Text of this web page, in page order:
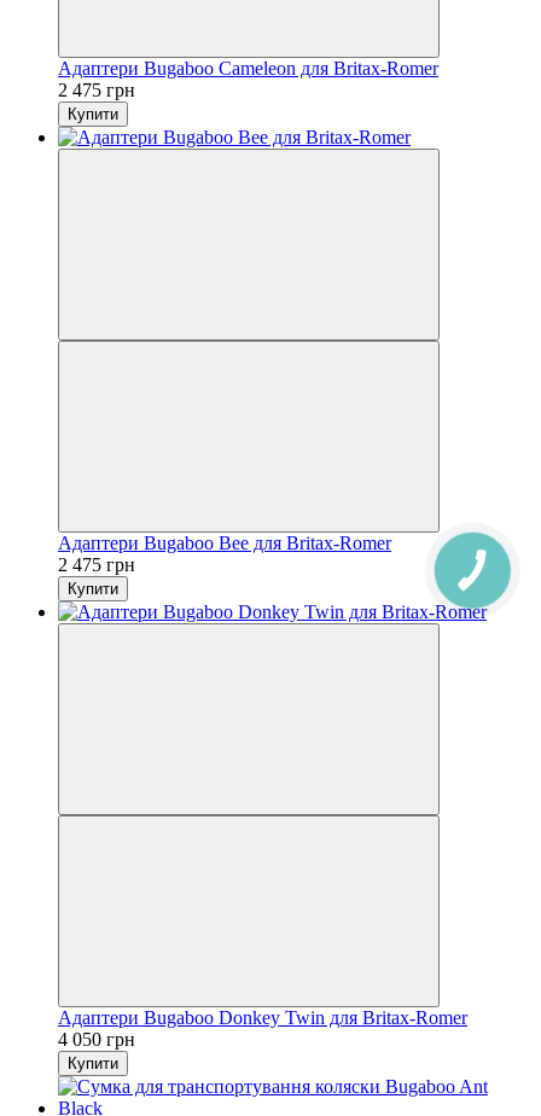
Адаптери Bugaboo Cameleon для Britax-Romer
2 475 грн
Купити
Адаптери Bugaboo Bee для Britax-Romer
2 475 грн
Купити
Адаптери Bugaboo Donkey Twin для Britax-Romer
4 050 грн
Купити